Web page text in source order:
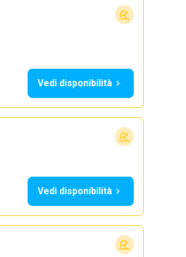
Vedi disponibilità
Vedi disponibilità